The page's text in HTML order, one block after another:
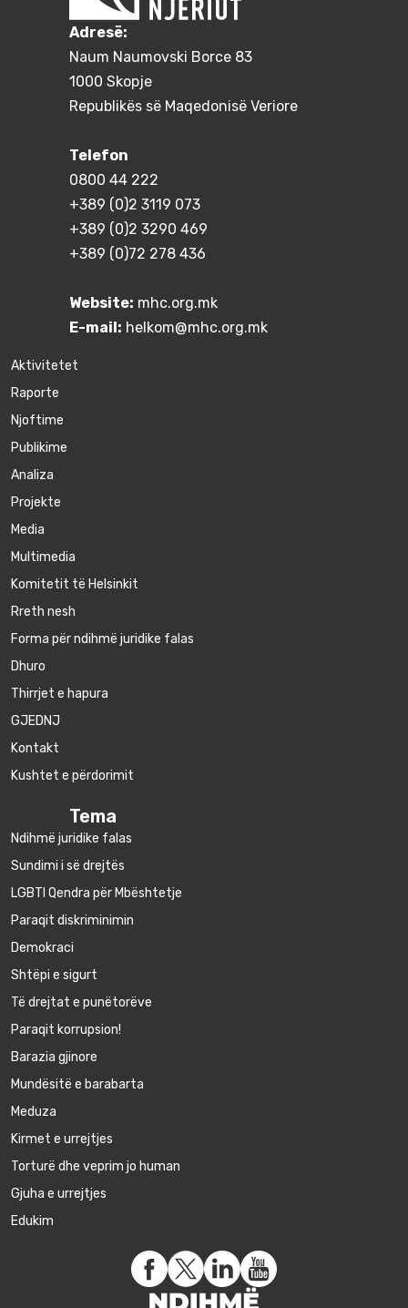
Adresë:
Naum Naumovski Borce 83
1000 Skopje
Republikës së Maqedonisë Veriore
Telefon
0800 44 222
+389 (0)2 3119 073
+389 (0)2 3290 469
+389 (0)72 278 436
Website: mhc.org.mk
E-mail: helkom@mhc.org.mk
Aktivitetet
Raporte
Njoftime
Publikime
Аnaliza
Projekte
Media
Multimedia
Komitetit të Helsinkit
Rreth nesh
Forma për ndihmë juridike falas
Dhuro
Thirrjet e hapura
GJEDNJ
Kontakt
Kushtet e përdorimit
Tema
Ndihmë juridike falas
Sundimi i së drejtës
LGBTI Qendra për Mbështetje
Paraqit diskriminimin
Demokraci
Shtëpi e sigurt
Të drejtat e punëtorëve
Paraqit korrupsion!
Barazia gjinore
Mundësitë e barabarta
Meduza
Kirmet e urrejtjes
Torturë dhe veprim jo human
Gjuha e urrejtjes
Edukim